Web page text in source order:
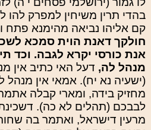
בהדי תרין משיחין למפרק להו
קם אליהו נביאה מהימנא פתח
חולקך דאנת הוית סמכא
אנת כורסי יקרא לגבה. וכד
מנהל לה, דעל האי כתיב אין
(ישעיה נא יח). אמאי אין מנהל
מחזיק בידה, ומארי קבלה
לבבכם (תהלים לא כה).
מרעין דישראל, ואתמר בה